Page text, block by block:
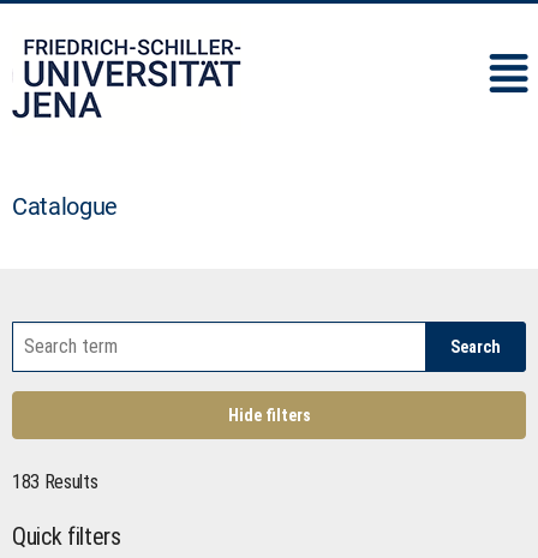
Catalogue
Search
Hide filters
183 Results
Quick filters